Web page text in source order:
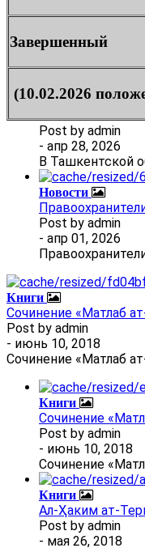
Завершенный
(10.02.2026
Post by admin
- апр 28, 2026
В Ташкентской
Новости
Post by admin
- апр 01, 2026
Книги
Сочинение «Матлаб
Post by admin
- июнь 10, 2018
Сочинение «Матлаб
Книги
Сочинение
Post by admin
- июнь 10, 2018
Сочинение
Книги
Ал-Ҳаким ат-
Post by admin
- мая 26, 2018